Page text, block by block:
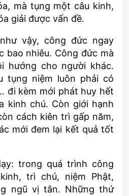
mà tụng một câu kinh,
giải được vấn đề.
vậy, công đức ngay
bao nhiêu. Công đức mà
hướng cho người khác.
tụng niệm luôn phải có
đi kèm mới phát huy hết
kinh chú. Còn giới hạnh
cách kiên trì gấp năm,
mới đem lại kết quả tốt
trong quá trình công
trì chú, niệm Phật,
ngũ vị tân. Những thứ